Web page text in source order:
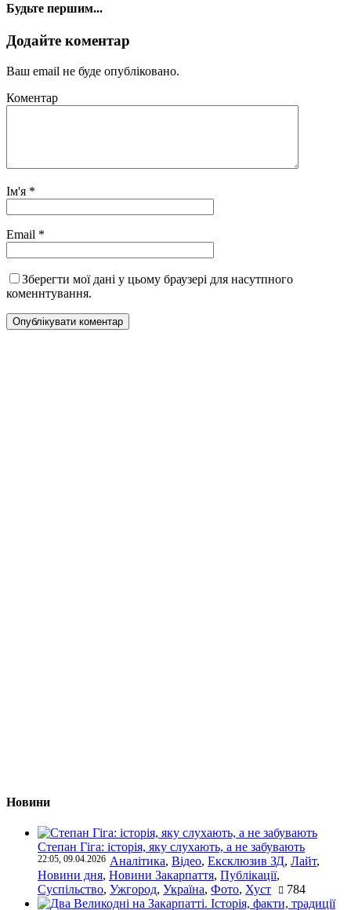
Будьте першим...
Додайте коментар
Ваш email не буде опубліковано.
Коментар
Ім'я *
Email *
Зберегти мої дані у цьому браузері для насутпного
коменнтування.
Новини
Степан Гіга: історія, яку слухають, а не забувають
22:05, 09.04.2026 Аналітика, Відео, Ексклюзив ЗД, Лайт,
Новини дня, Новини Закарпаття, Публікації,
Суспільство, Ужгород, Україна, Фото, Хуст 784